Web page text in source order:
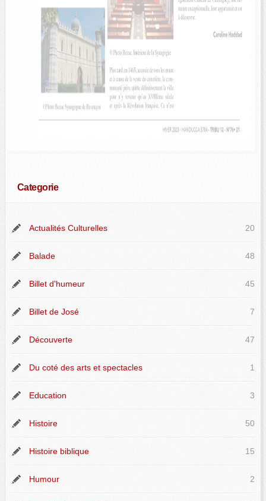
Categorie
Actualités Culturelles 20
Balade 48
Billet d'humeur 45
Billet de José 7
Découverte 47
Du coté des arts et spectacles 1
Education 3
Histoire 50
Histoire biblique 15
Humour 2